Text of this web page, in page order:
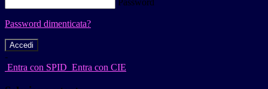
Password
Password dimenticata?
-
Entra con SPID Entra con CIE